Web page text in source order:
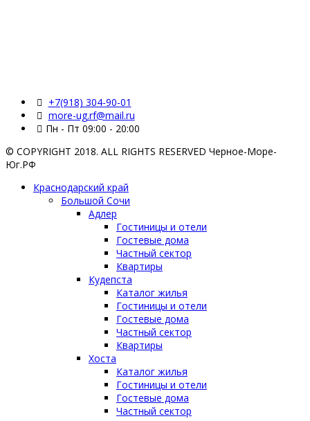
+7(918) 304-90-01
more-ug.rf@mail.ru
Пн - Пт 09:00 - 20:00
© COPYRIGHT 2018. ALL RIGHTS RESERVED Черное-Море-
Юг.РФ
Краснодарский край
Большой Сочи
Адлер
Гостиницы и отели
Гостевые дома
Частный сектор
Квартиры
Кудепста
Каталог жилья
Гостиницы и отели
Гостевые дома
Частный сектор
Квартиры
Хоста
Каталог жилья
Гостиницы и отели
Гостевые дома
Частный сектор